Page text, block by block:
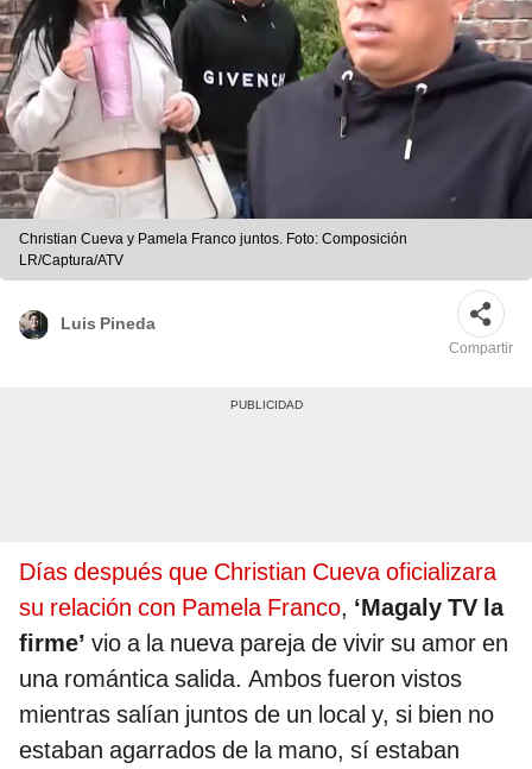
Christian Cueva y Pamela Franco juntos. Foto: Composición
LR/Captura/ATV
Luis Pineda
Compartir
Días después que Christian Cueva oficializara
su relación con Pamela Franco, ‘Magaly TV la
firme’ vio a la nueva pareja de vivir su amor en
una romántica salida. Ambos fueron vistos
mientras salían juntos de un local y, si bien no
estaban agarrados de la mano, sí estaban